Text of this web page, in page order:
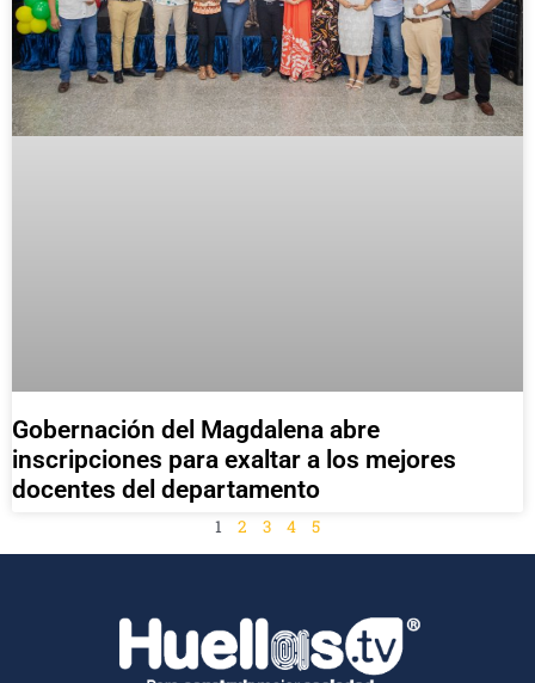
Gobernación del Magdalena abre
inscripciones para exaltar a los mejores
docentes del departamento
1 2 3 4 5